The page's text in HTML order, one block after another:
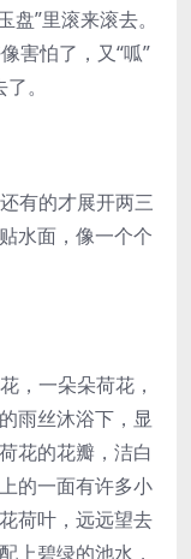
”里滚来滚去。
害怕了，又“呱”
。
有的才展开两三
水面，像一个个
一朵朵荷花，
雨丝沐浴下，显
花的花瓣，洁白
的一面有许多小
荷叶，远远望去
上碧绿的池水，